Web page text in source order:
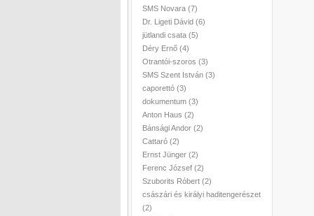
SMS Novara (7)
Dr. Ligeti Dávid (6)
jütlandi csata (5)
Déry Ernő (4)
Otrantói-szoros (3)
SMS Szent István (3)
caporettó (3)
dokumentum (3)
Anton Haus (2)
Bánsági Andor (2)
Cattaró (2)
Ernst Jünger (2)
Ferenc József (2)
Szuborits Róbert (2)
császári és királyi haditengerészet
(2)